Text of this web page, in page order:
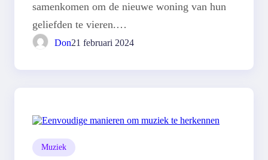
samenkomen om de nieuwe woning van hun
geliefden te vieren.…
Don21 februari 2024
Muziek